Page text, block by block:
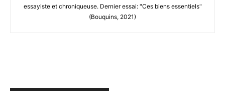
essayiste et chroniqueuse. Dernier essai: "Ces biens essentiels"
(Bouquins, 2021)